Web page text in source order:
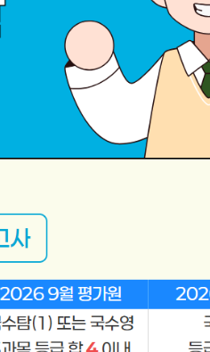
스 특별 지원
트 리포트
문답변 앱 QUBE